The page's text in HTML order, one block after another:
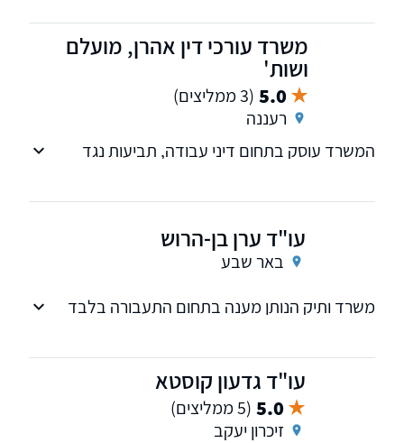
משרד עורכי דין אהרן, מועלם
ושות'
5.0 (3 ממליצים)
רעננה
המשרד עוסק בתחום דיני עבודה, תביעות נגד
עו"ד ערן בן-הרוש
באר שבע
משרד ותיק הנותן מענה בתחום התעבורה בלבד
עו"ד גדעון קוסטא
5.0 (5 ממליצים)
זיכרון יעקב